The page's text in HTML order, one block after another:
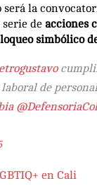
la
de acciones
simbólico
de
@DefensoriaCol
en Cali